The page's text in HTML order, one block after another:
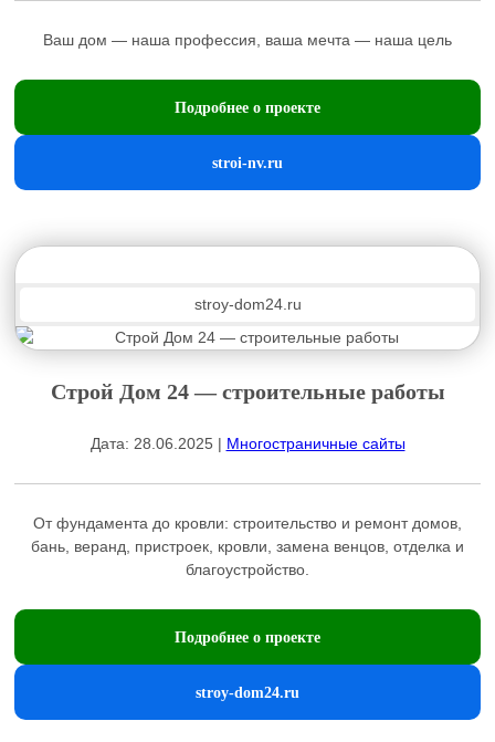
Ваш дом — наша профессия, ваша мечта — наша цель
Подробнее о проекте
stroi-nv.ru
stroy-dom24.ru
Строй Дом 24 — строительные работы
Дата: 28.06.2025 | Многостраничные сайты
От фундамента до кровли: строительство и ремонт домов,
бань, веранд, пристроек, кровли, заменa венцов, отделка и
благоустройство.
Подробнее о проекте
stroy-dom24.ru